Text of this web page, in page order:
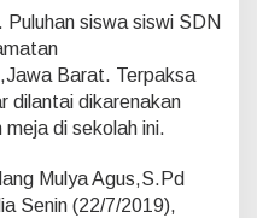
siswa siswi SDN
Barat. Terpaksa
dilantai dikarenakan
di sekolah ini.
Mulya Agus,S.Pd
Senin (22/7/2019),